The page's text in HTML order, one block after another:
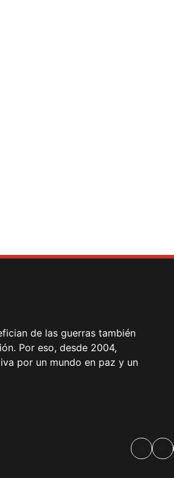
de las guerras también
Por eso, desde 2004,
por un mundo en paz y un